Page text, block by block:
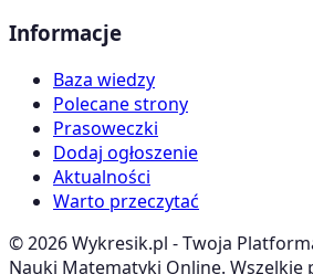
Informacje
Baza wiedzy
Polecane strony
Prasoweczki
Dodaj ogłoszenie
Aktualności
Warto przeczytać
©2026Wykresik.pl - Twoja
Nauki Matematyki Online. Wszelkie